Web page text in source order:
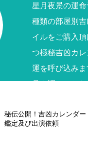
星月夜景の運
種類の部屋別
イルをご購入
つ極秘吉凶カ
運を呼び込み
号を調べてか
秘伝公開！吉凶カレンダー
鑑定及び出演依頼